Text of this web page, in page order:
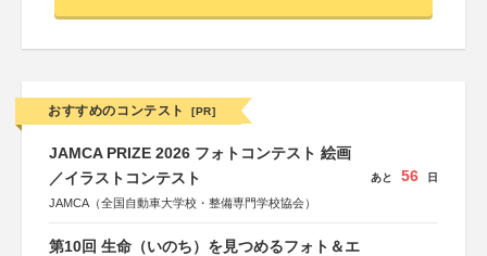
おすすめのコンテスト [PR]
JAMCA PRIZE 2026 フォトコンテスト 絵画
／イラストコンテスト
JAMCA（全国自動車大学校・整備専門学校協会）
あと 56 日
第10回 生命（いのち）を見つめるフォト＆エ